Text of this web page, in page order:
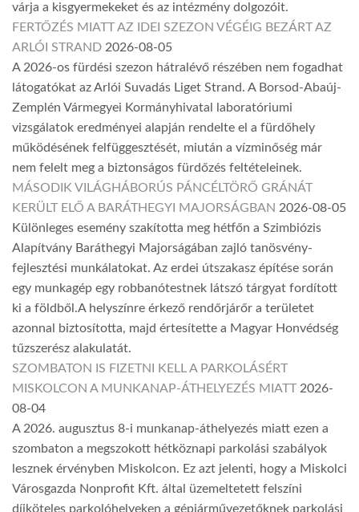
várja a kisgyermekeket és az intézmény dolgozóit.
FERTŐZÉS MIATT AZ IDEI SZEZON VÉGÉIG BEZÁRT AZ
ARLÓI STRAND 2026-08-05
A 2026-os fürdési szezon hátralévő részében nem fogadhat
látogatókat az Arlói Suvadás Liget Strand. A Borsod-Abaúj-
Zemplén Vármegyei Kormányhivatal laboratóriumi
vizsgálatok eredményei alapján rendelte el a fürdőhely
működésének felfüggesztését, miután a vízminőség már
nem felelt meg a biztonságos fürdőzés feltételeinek.
MÁSODIK VILÁGHÁBORÚS PÁNCÉLTÖRŐ GRÁNÁT
KERÜLT ELŐ A BARÁTHEGYI MAJORSÁGBAN 2026-08-05
Különleges esemény szakította meg hétfőn a Szimbiózis
Alapítvány Baráthegyi Majorságában zajló tanösvény-
fejlesztési munkálatokat. Az erdei útszakasz építése során
egy munkagép egy robbanótestnek látszó tárgyat fordított
ki a földből.A helyszínre érkező rendőrjárőr a területet
azonnal biztosította, majd értesítette a Magyar Honvédség
tűzszerész alakulatát.
SZOMBATON IS FIZETNI KELL A PARKOLÁSÉRT
MISKOLCON A MUNKANAP-ÁTHELYEZÉS MIATT 2026-
08-04
A 2026. augusztus 8-i munkanap-áthelyezés miatt ezen a
szombaton a megszokott hétköznapi parkolási szabályok
lesznek érvényben Miskolcon. Ez azt jelenti, hogy a Miskolci
Városgazda Nonprofit Kft. által üzemeltetett felszíni
díjköteles parkolóhelyeken a gépjárművezetőknek parkolási